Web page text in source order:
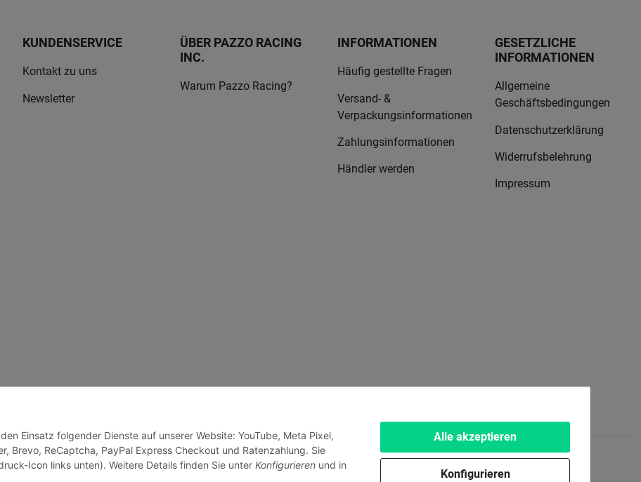
Alle akzeptieren
Konfigurieren
Einsatz folgender Dienste auf unserer Website: YouTube, Meta Pixel,
Brevo, ReCaptcha, PayPal Express Checkout und Ratenzahlung. Sie
Icon links unten). Weitere Details finden Sie unter Konfigurieren und in
KUNDENSERVICE
Kontakt zu uns
Newsletter
ÜBER PAZZO RACING
INC.
Warum Pazzo Racing?
INFORMATIONEN
Häufig gestellte Fragen
Versand- &
Verpackungsinformationen
Zahlungsinformationen
Händler werden
GESETZLICHE
INFORMATIONEN
Allgemeine
Geschäftsbedingungen
Datenschutzerklärung
Widerrufsbelehrung
Impressum